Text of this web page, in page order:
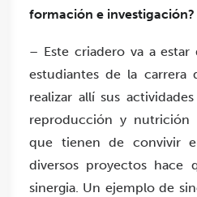
formación e investigación?
– Este criadero va a estar
estudiantes de la carrera
realizar allí sus
reproducción y nutrición
que tienen de convivir
diversos proyectos hace
sinergia. Un ejemplo de